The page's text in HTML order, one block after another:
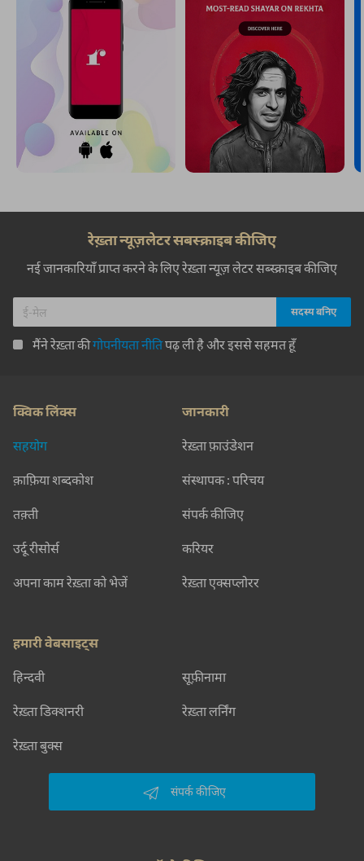
रेख़्ता न्यूज़लेटर सबस्क्राइब कीजिए
नई जानकारियाँ प्राप्त करने के लिए रेख़्ता न्यूज़ लेटर सब्स्क्राइब कीजिए
मैंने रेख़्ता कीगोपनीयता नीतिपढ़ ली है और इससे सहमत हूँ
क्विक लिंक्स
सहयोग
क़ाफ़िया शब्दकोश
तक़्ती
उर्दू रीसोर्स
अपना काम रेख़्ता को भेजें
जानकारी
रेख़्ता फ़ाउंडेशन
संस्थापक : परिचय
संपर्क कीजिए
करियर
रेख़्ता एक्सप्लोरर
हमारी वेबसाइट्स
हिन्दवी सूफ़ीनामा
रेख़्ता डिक्शनरी रेख़्ता लर्निंग
रेख़्ता बुक्स
संपर्क कीजिए